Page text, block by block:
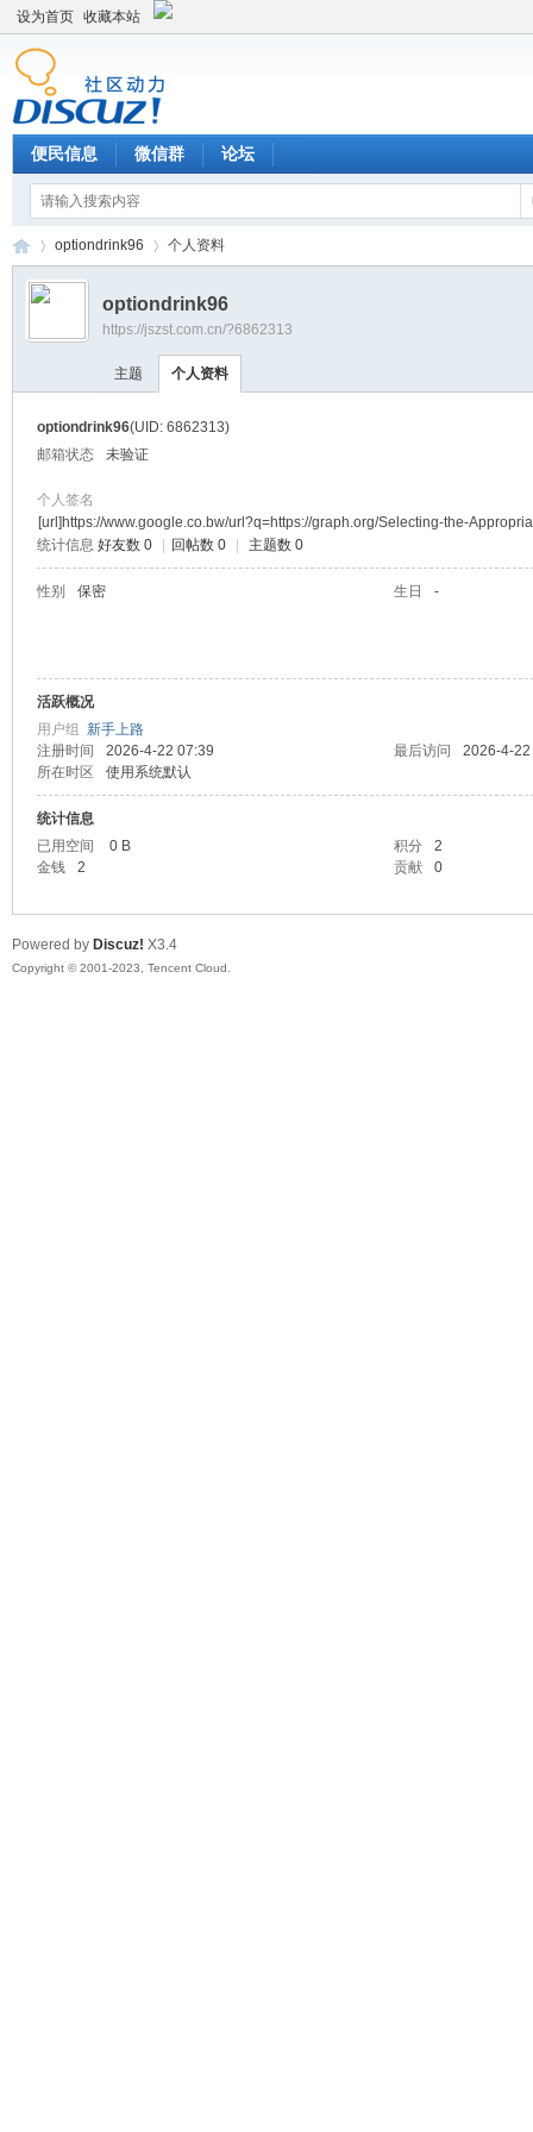
设为首页 收藏本站
便民信息 微信群 论坛
›
optiondrink96 个人资料
optiondrink96
https://jszst.com.cn/?6862313
主题 个人资料
optiondrink96(UID: 6862313)
邮箱状态
未验证
个人签名
[url]https://www.google.co.bw/url?q=https://graph.org/Selecting-the-
统计信息 好友数 0 回帖数 0 主题数 0
性别 保密 生日 -
活跃概况
用户组 新手上路
注册时间
2026-4-22 07:39 最后访问
2026-4-
所在时区
使用系统默认
统计信息
已用空间
0 B 积分
2
金钱
2 贡献 0
Powered by Discuz! X3.4
Copyright © 2001-2023, Tencent Cloud.